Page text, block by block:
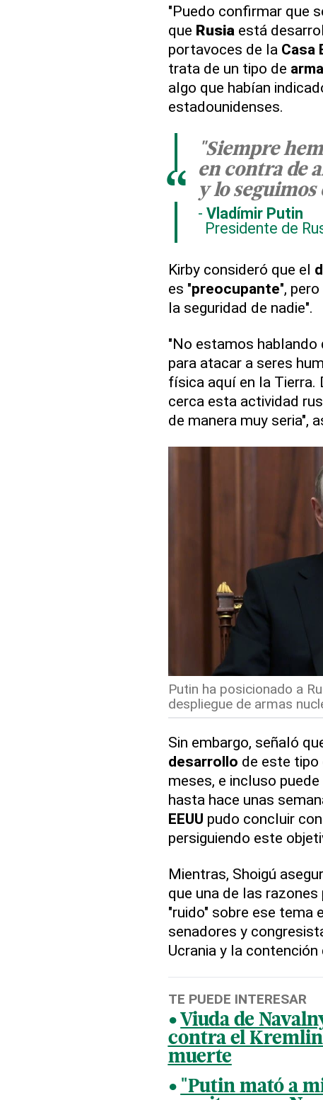
"Puedo confirmar que
que Rusiaestá
portavoces de la Casa
trata de un tipo de
algo que habían
estadounidenses.
"Siempre
en contra de
y lo seguimos
Vladímir Putin
Presidente de
“
Kirby consideró que el
es "preocupante",
la seguridad de nadie".
"No estamos hablando
para atacar a seres
física aquí en la Tierra.
cerca esta actividad
de manera muy seria",
Putin ha posicionado a
despliegue de armas
Sin embargo, señaló
desarrollo de este tipo
meses, e incluso
hasta hace unas
EEUU pudo concluir
persiguiendo este
Mientras, Shoigú
que una de las razones
"ruido" sobre ese tema
senadores y
Ucrania y la contención
TE PUEDE INTERESAR
Viuda de
contra el
muerte
"Putin mató a